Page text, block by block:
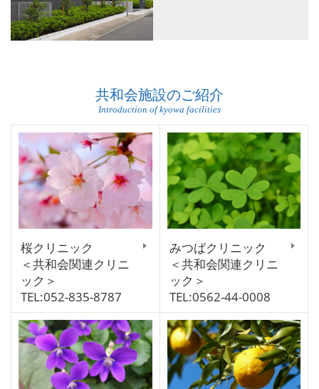
共和会施設のご紹介
Introduction of kyowa facilities
桜クリニック
＜共和会関連クリニ
ック＞
TEL:052-835-8787
みつばクリニック
＜共和会関連クリニ
ック＞
TEL:0562-44-0008